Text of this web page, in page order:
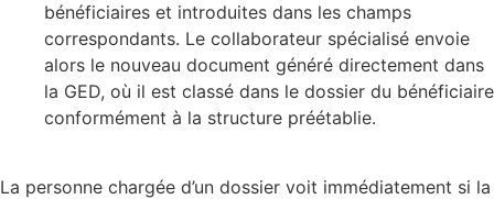
bénéficiaires et introduites dans les champs
correspondants. Le collaborateur spécialisé envoie
alors le nouveau document généré directement dans
la GED, où il est classé dans le dossier du bénéficiaire
conformément à la structure préétablie.
La personne chargée d’un dossier voit immédiatement si la